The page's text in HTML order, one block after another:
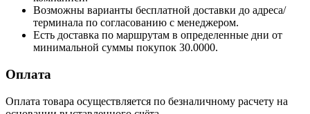
Возможны варианты бесплатной доставки до адреса/
терминала по согласованию с менеджером.
Есть доставка по маршрутам в определенные дни от
минимальной суммы покупок 30.0000.
Оплата
Оплата товара осуществляется по безналичному расчету на